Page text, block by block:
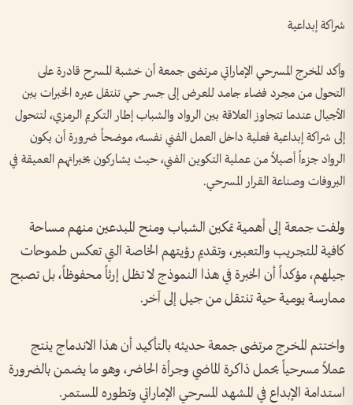
شراكة إبداعية
وأكد المخرج المسرحي الإماراتي مرتضى جمعة أن خشبة المسرح قادرة على
التحول من مجرد فضاء جامد للعرض إلى جسر حي تنتقل عبره الخبرات بين
الأجيال عندما تتجاوز العلاقة بين الرواد والشباب إطار التكريم الرمزي، لتتحول
إلى شراكة إبداعية فعلية داخل العمل الفني نفسه، موضحاً ضرورة أن يكون
الرواد جزءاً أصيلاً من عملية التكوين الفني، حيث يشاركون بخبراتهم العميقة في
البروفات وصناعة القرار المسرحي.
ولفت جمعة إلى أهمية تمكين الشباب ومنح المبدعين منهم مساحة
كافية للتجريب والتعبير، وتقديم رؤيتهم الخاصة التي تعكس طموحات
جيلهم، مؤكداً أن الخبرة في هذا النموذج لا تظل إرثاً محفوظاً، بل تصبح
ممارسة يومية حية تنتقل من جيل إلى آخر.
واختتم المخرج مرتضى جمعة حديثه بالتأكيد أن هذا الاندماج ينتج
عملاً مسرحياً يحمل ذاكرة الماضي وجرأة الحاضر، وهو ما يضمن بالضرورة
استدامة الإبداع في المشهد المسرحي الإماراتي وتطوره المستمر.